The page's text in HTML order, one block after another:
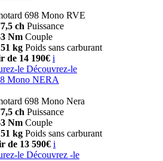
698 Mono RVE
ch Puissance
Nm Couple
kg Poids sans carburant
de 14 190€ i
le Découvrez-le
Mono NERA
698 Mono Nera
ch Puissance
Nm Couple
kg Poids sans carburant
de 13 590€ i
le Découvrez -le